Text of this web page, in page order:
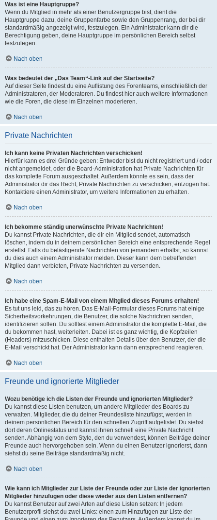
Was ist eine Hauptgruppe?
Wenn du Mitglied in mehr als einer Benutzergruppe bist, dient die
Hauptgruppe dazu, deine Gruppenfarbe sowie den Gruppenrang, der bei dir
standardmäßig angezeigt wird, festzulegen. Ein Administrator kann dir die
Berechtigung geben, deine Hauptgruppe im persönlichen Bereich selbst
festzulegen.
Nach oben
Was bedeutet der „Das Team“-Link auf der Startseite?
Auf dieser Seite findest du eine Auflistung des Forenteams, einschließlich der
Administratoren, der Moderatoren. Du findest hier auch weitere Informationen
wie die Foren, die diese im Einzelnen moderieren.
Nach oben
Private Nachrichten
Ich kann keine Privaten Nachrichten verschicken!
Hierfür kann es drei Gründe geben: Entweder bist du nicht registriert und / oder
nicht angemeldet, oder die Board-Administration hat Private Nachrichten für
das komplette Forum ausgeschaltet. Außerdem könnte es sein, dass der
Administrator dir das Recht, Private Nachrichten zu verschicken, entzogen hat.
Kontaktiere einen Administrator, um weitere Informationen zu erhalten.
Nach oben
Ich bekomme ständig unerwünschte Private Nachrichten!
Du kannst Private Nachrichten, die dir ein Mitglied sendet, automatisch
löschen, indem du in deinem persönlichen Bereich eine entsprechende Regel
erstellst. Falls du belästigende Nachrichten von jemandem erhältst, so kannst
du dies auch einem Administrator melden. Dieser kann dem betreffenden
Mitglied dann verbieten, Private Nachrichten zu versenden.
Nach oben
Ich habe eine Spam-E-Mail von einem Mitglied dieses Forums erhalten!
Es tut uns leid, das zu hören. Das E-Mail-Formular dieses Forums hat einige
Sicherheitsvorkehrungen, die Benutzer, die solche Nachrichten senden,
identifizieren sollen. Du solltest einem Administrator die komplette E-Mail, die
du bekommen hast, weiterleiten. Dabei ist es ganz wichtig, die Kopfzeilen
(Headers) mitzuschicken. Diese enthalten Details über den Benutzer, der die
E-Mail verschickt hat. Der Administrator kann dann entsprechend reagieren.
Nach oben
Freunde und ignorierte Mitglieder
Wozu benötige ich die Listen der Freunde und ignorierten Mitglieder?
Du kannst diese Listen benutzen, um andere Mitglieder des Boards zu
verwalten. Mitglieder, die du deiner Freundesliste hinzufügst, werden in
deinem persönlichen Bereich für den schnellen Zugriff aufgelistet. Du siehst
dort deren Onlinestatus und kannst ihnen schnell eine Private Nachricht
senden. Abhängig von dem Style, den du verwendest, können Beiträge deiner
Freunde auch hervorgehoben sein. Wenn du einen Benutzer ignorierst, dann
siehst du seine Beiträge standardmäßig nicht.
Nach oben
Wie kann ich Mitglieder zur Liste der Freunde oder zur Liste der ignorierten
Mitglieder hinzufügen oder diese wieder aus den Listen entfernen?
Du kannst Benutzer auf zwei Arten auf diese Listen setzen: In jedem
Benutzerprofil siehst du zwei Links: einen zum Hinzufügen zur Liste der